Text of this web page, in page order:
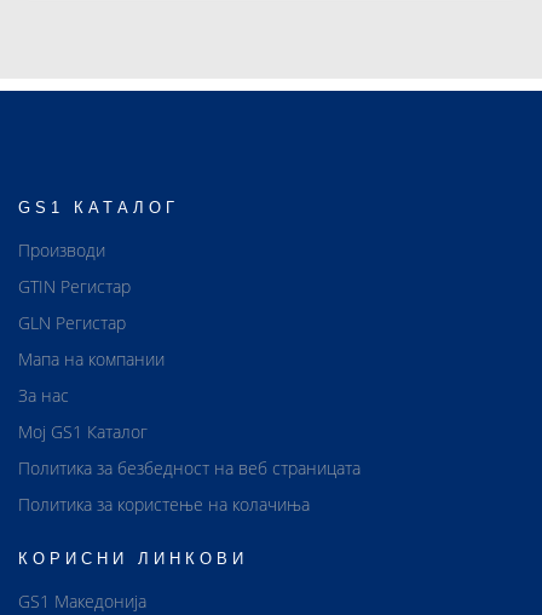
GS1 КАТАЛОГ
Производи
GTIN Регистар
GLN Регистар
Мапа на компании
За нас
Мој GS1 Каталог
Политика за безбедност на веб страницата
Политика за користење на колачиња
КОРИСНИ ЛИНКОВИ
GS1 Македонија